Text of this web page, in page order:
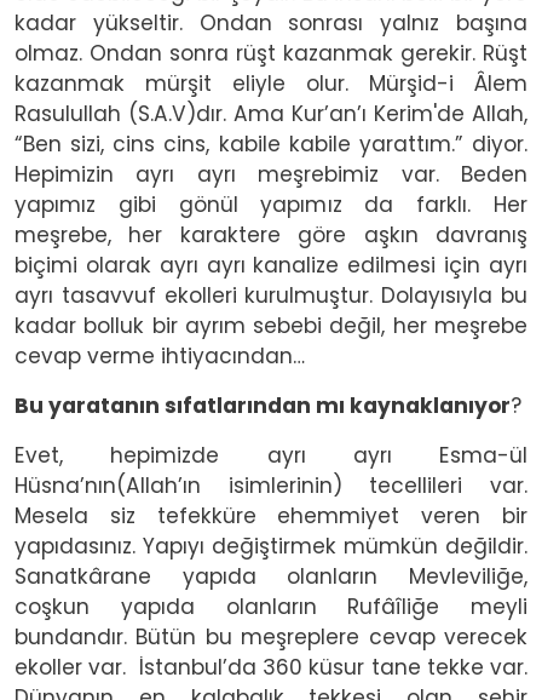
kadar yükseltir. Ondan sonrası yalnız başına
olmaz. Ondan sonra rüşt kazanmak gerekir. Rüşt
kazanmak mürşit eliyle olur. Mürşid-i Âlem
Rasulullah (S.A.V)dır. Ama Kur’an’ı Kerim'de Allah,
“Ben sizi, cins cins, kabile kabile yarattım.” diyor.
Hepimizin ayrı ayrı meşrebimiz var. Beden
yapımız gibi gönül yapımız da farklı. Her
meşrebe, her karaktere göre aşkın davranış
biçimi olarak ayrı ayrı kanalize edilmesi için ayrı
ayrı tasavvuf ekolleri kurulmuştur. Dolayısıyla bu
kadar bolluk bir ayrım sebebi değil, her meşrebe
cevap verme ihtiyacından…
Bu yaratanın sıfatlarından mı kaynaklanıyor?
Evet, hepimizde ayrı ayrı Esma-ül
Hüsna’nın(Allah’ın isimlerinin) tecellileri var.
Mesela siz tefekküre ehemmiyet veren bir
yapıdasınız. Yapıyı değiştirmek mümkün değildir.
Sanatkârane yapıda olanların Mevleviliğe,
coşkun yapıda olanların Rufâîliğe meyli
bundandır. Bütün bu meşreplere cevap verecek
ekoller var. İstanbul’da 360 küsur tane tekke var.